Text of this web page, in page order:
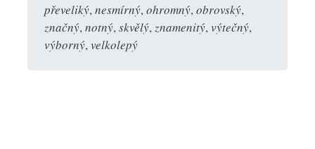
převeliký,nesmírný,ohromný,obrovský,
značný,notný,skvělý,znamenitý,výtečný,
výborný,velkolepý